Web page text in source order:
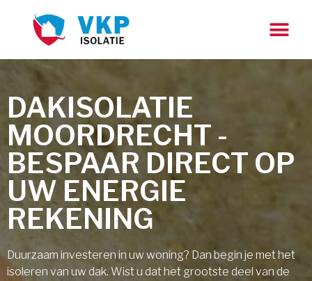
DAKISOLATIE
MOORDRECHT -
BESPAAR DIRECT OP
UW ENERGIE
REKENING
Duurzaam investeren in uw woning? Dan begin je met het
isoleren van uw dak. Wist u dat het grootste deel van de